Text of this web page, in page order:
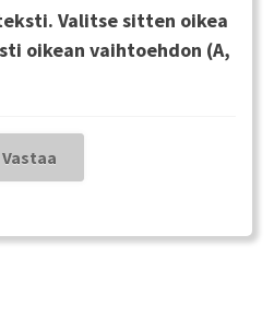
Valitse sitten oikea
oikean vaihtoehdon (A,